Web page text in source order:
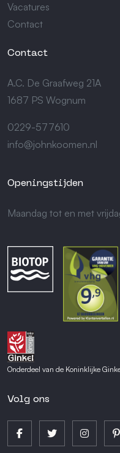
Vacatures
Contact
Contact
A.C. De Graafweg 21A
1687 PS Wognum
0229-577610
info@johnkoomen.nl
Openingstijden
Maandag tot en met
Onderdeel van de Koninklijke
Volg ons